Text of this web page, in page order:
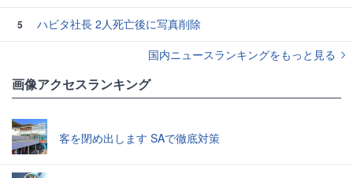
5
ハビタ社長 2人死亡後に写真削除
国内ニュースランキングをもっと見る
画像アクセスランキング
客を閉め出します SAで徹底対策